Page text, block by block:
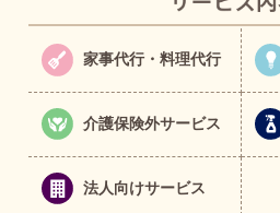
家事代行・料理代行
介護保険外サービス
法人向けサービス